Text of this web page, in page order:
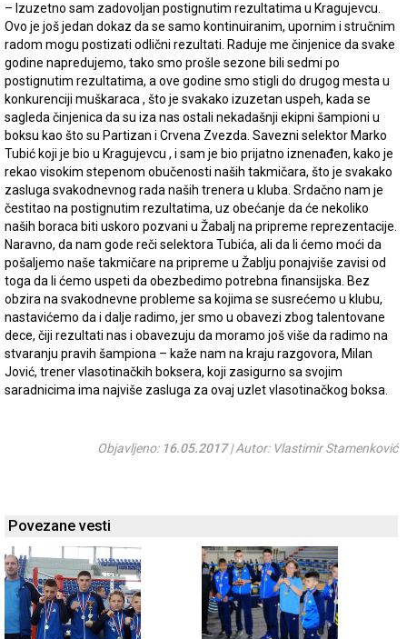
– Izuzetno sam zadovoljan postignutim rezultatima u Kragujevcu.
Ovo je još jedan dokaz da se samo kontinuiranim, upornim i stručnim
radom mogu postizati odlični rezultati. Raduje me činjenice da svake
godine napredujemo, tako smo prošle sezone bili sedmi po
postignutim rezultatima, a ove godine smo stigli do drugog mesta u
konkurenciji muškaraca , što je svakako izuzetan uspeh, kada se
sagleda činjenica da su iza nas ostali nekadašnji ekipni šampioni u
boksu kao što su Partizan i Crvena Zvezda. Savezni selektor Marko
Tubić koji je bio u Kragujevcu , i sam je bio prijatno iznenađen, kako je
rekao visokim stepenom obučenosti naših takmičara, što je svakako
zasluga svakodnevnog rada naših trenera u kluba. Srdačno nam je
čestitao na postignutim rezultatima, uz obećanje da će nekoliko
naših boraca biti uskoro pozvani u Žabalj na pripreme reprezentacije.
Naravno, da nam gode reči selektora Tubića, ali da li ćemo moći da
pošaljemo naše takmičare na pripreme u Žablju ponajviše zavisi od
toga da li ćemo uspeti da obezbedimo potrebna finansijska. Bez
obzira na svakodnevne probleme sa kojima se susrećemo u klubu,
nastavićemo da i dalje radimo, jer smo u obavezi zbog talentovane
dece, čiji rezultati nas i obavezuju da moramo još više da radimo na
stvaranju pravih šampiona – kaže nam na kraju razgovora, Milan
Jović, trener vlasotinačkih boksera, koji zasigurno sa svojim
saradnicima ima najviše zasluga za ovaj uzlet vlasotinačkog boksa.
Objavljeno: 16.05.2017| Autor: Vlastimir Stamenković
Povezane vesti